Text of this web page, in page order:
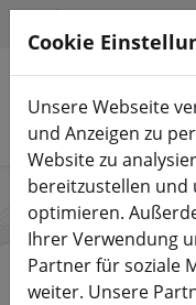
Produkte suchen
Tattu
Cookie
Unsere Webseite
und Anzeigen zu
Website zu
bereitzustellen und
optimieren.
Ihrer Verwendung
Partner für soziale
weiter. Unsere